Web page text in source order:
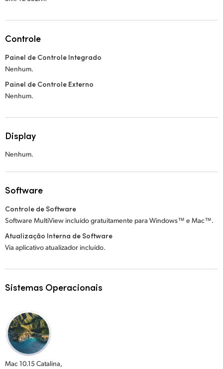
Controle
Painel de Controle Integrado
Nenhum.
Painel de Controle Externo
Nenhum.
Display
Nenhum.
Software
Controle de Software
Software MultiView incluído gratuitamente para Windows™ e Mac™.
Atualização Interna de Software
Via aplicativo atualizador incluído.
Sistemas Operacionais
Mac 10.15 Catalina,